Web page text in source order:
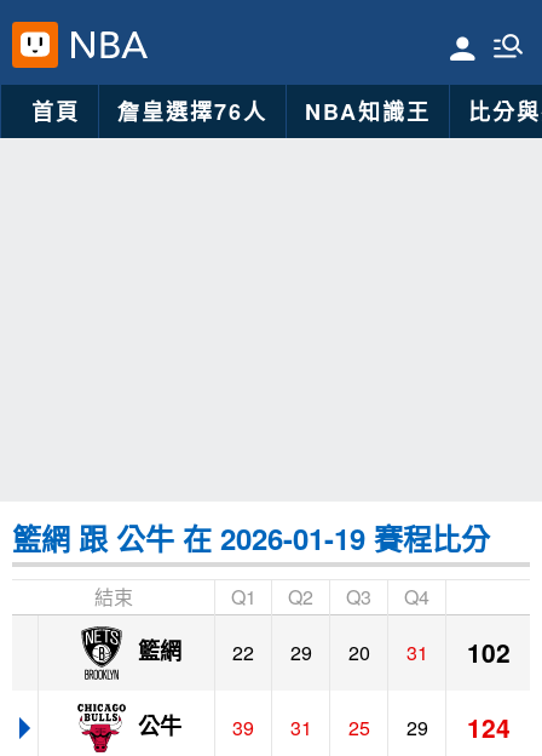
首頁 詹皇選擇76人 NBA知識王 比分
籃網 跟 公牛 在 2026-01-19 賽程比分
結束 Q1 Q2 Q3 Q4
籃網 22 29 20 31 102
公牛 39 31 25 29 124